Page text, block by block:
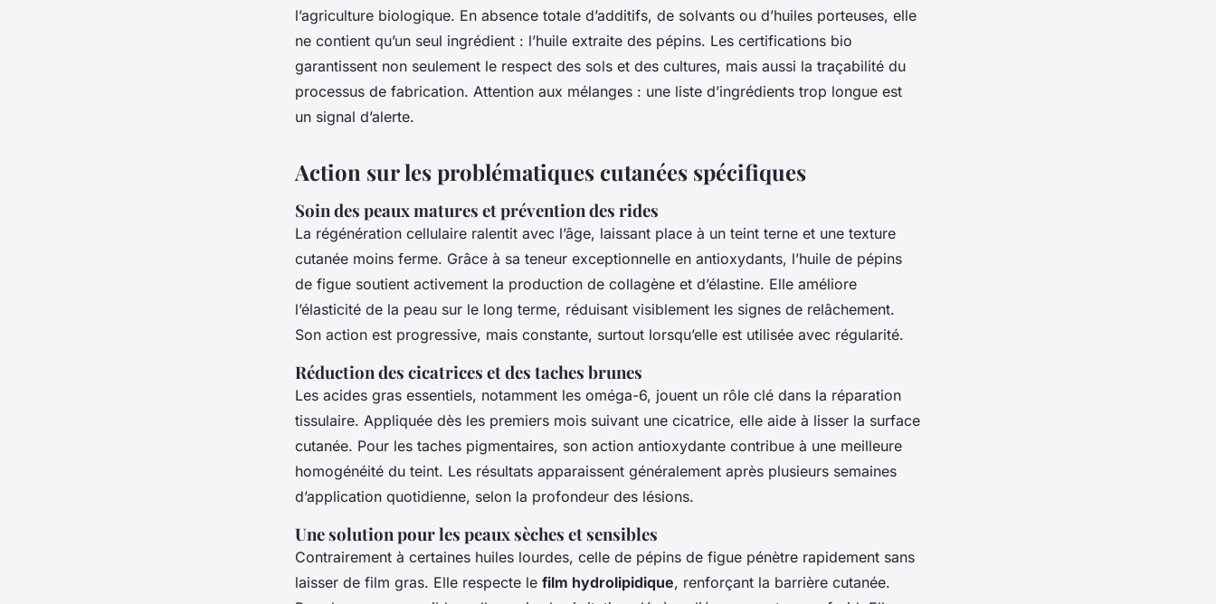
l’agriculture biologique. En absence totale d’additifs, de solvants ou d’huiles porteuses, elle
ne contient qu’un seul ingrédient : l’huile extraite des pépins. Les certifications bio
garantissent non seulement le respect des sols et des cultures, mais aussi la traçabilité du
processus de fabrication. Attention aux mélanges : une liste d’ingrédients trop longue est
un signal d’alerte.
Action sur les problématiques cutanées spécifiques
Soin des peaux matures et prévention des rides
La régénération cellulaire ralentit avec l’âge, laissant place à un teint terne et une texture
cutanée moins ferme. Grâce à sa teneur exceptionnelle en antioxydants, l’huile de pépins
de figue soutient activement la production de collagène et d’élastine. Elle améliore
l’élasticité de la peau sur le long terme, réduisant visiblement les signes de relâchement.
Son action est progressive, mais constante, surtout lorsqu’elle est utilisée avec régularité.
Réduction des cicatrices et des taches brunes
Les acides gras essentiels, notamment les oméga-6, jouent un rôle clé dans la réparation
tissulaire. Appliquée dès les premiers mois suivant une cicatrice, elle aide à lisser la surface
cutanée. Pour les taches pigmentaires, son action antioxydante contribue à une meilleure
homogénéité du teint. Les résultats apparaissent généralement après plusieurs semaines
d’application quotidienne, selon la profondeur des lésions.
Une solution pour les peaux sèches et sensibles
Contrairement à certaines huiles lourdes, celle de pépins de figue pénètre rapidement sans
laisser de film gras. Elle respecte le film hydrolipidique, renforçant la barrière cutanée.